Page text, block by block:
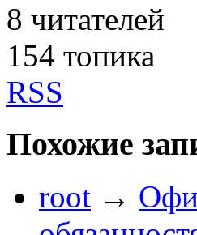
8 читателей
154 топика
RSS
Похожие
root →